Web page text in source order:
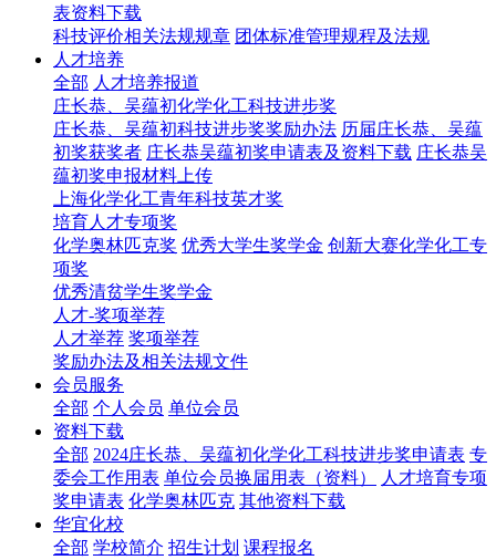
表资料下载
科技评价相关法规规章 团体标准管理规程及法规
人才培养
全部 人才培养报道
庄长恭、吴蕴初化学化工科技进步奖
庄长恭、吴蕴初科技进步奖奖励办法 历届庄长恭、吴蕴
初奖获奖者 庄长恭吴蕴初奖申请表及资料下载 庄长恭吴
蕴初奖申报材料上传
上海化学化工青年科技英才奖
培育人才专项奖
化学奥林匹克奖 优秀大学生奖学金 创新大赛化学化工专
项奖
优秀清贫学生奖学金
人才-奖项举荐
人才举荐 奖项举荐
奖励办法及相关法规文件
会员服务
全部 个人会员 单位会员
资料下载
全部 2024庄长恭、吴蕴初化学化工科技进步奖申请表 专
委会工作用表 单位会员换届用表（资料）
人才培育专项
奖申请表 化学奥林匹克 其他资料下载
华宜化校
全部 学校简介 招生计划 课程报名